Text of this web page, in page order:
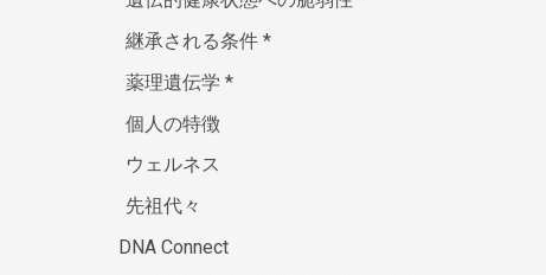
継承される条件 *
薬理遺伝学 *
個人の特徴
ウェルネス
先祖代々
DNA Connect